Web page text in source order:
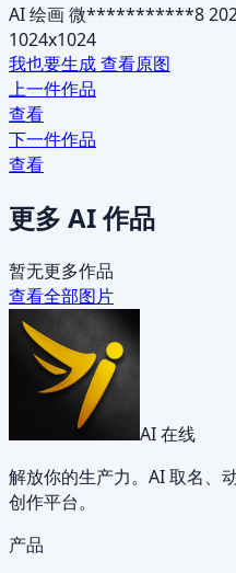
AI 绘画微***********8
1024x1024
我也要生成查看原图
上一件作品
查看
下一件作品
查看
更多 AI 作品
暂无更多作品
查看全部图片
AI 在线
解放你的生产力。AI 取名、
创作平台。
产品